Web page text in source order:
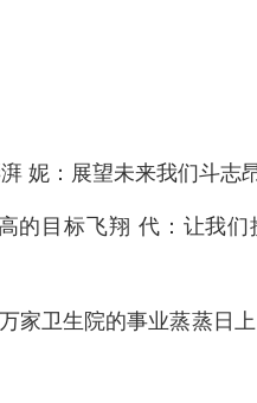
妮：展望未来我们斗志
的目标飞翔 代：让我们
家卫生院的事业蒸蒸日